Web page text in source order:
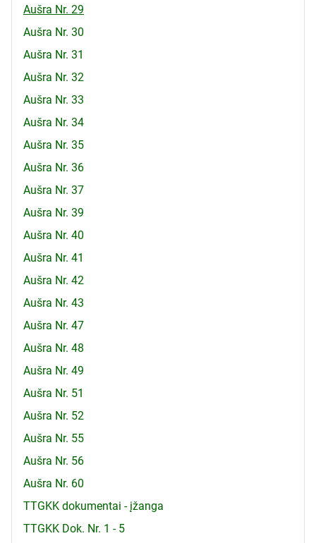
Aušra Nr. 29
Aušra Nr. 30
Aušra Nr. 31
Aušra Nr. 32
Aušra Nr. 33
Aušra Nr. 34
Aušra Nr. 35
Aušra Nr. 36
Aušra Nr. 37
Aušra Nr. 39
Aušra Nr. 40
Aušra Nr. 41
Aušra Nr. 42
Aušra Nr. 43
Aušra Nr. 47
Aušra Nr. 48
Aušra Nr. 49
Aušra Nr. 51
Aušra Nr. 52
Aušra Nr. 55
Aušra Nr. 56
Aušra Nr. 60
TTGKK dokumentai - įžanga
TTGKK Dok. Nr. 1 - 5